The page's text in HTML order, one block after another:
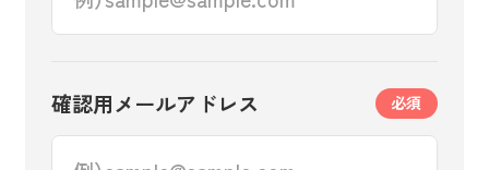
確認用メールアドレス 必須